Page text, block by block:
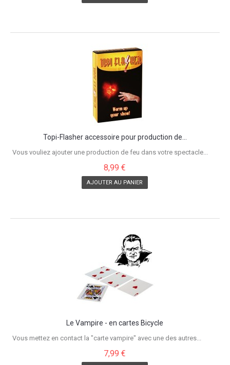
Topi-Flasher accessoire pour production de...
Vous vouliez ajouter une production de feu dans votre spectacle...
8,99 €
AJOUTER AU PANIER
Le Vampire - en cartes Bicycle
Vous mettez en contact la "carte vampire" avec une des autres...
7,99 €